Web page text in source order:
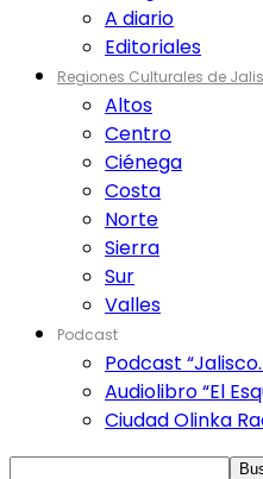
A diario
Editoriales
Regiones Culturales de
Altos
Centro
Ciénega
Costa
Norte
Sierra
Sur
Valles
Podcast
Podcast
Audiolibro “El
Ciudad Olinka